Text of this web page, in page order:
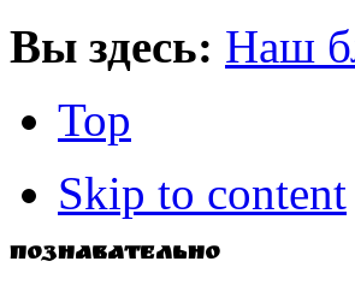
Вы здесь: Наш
Top
Skip to content
Познавательно